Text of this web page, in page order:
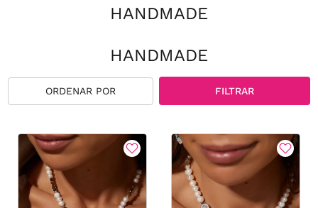
HANDMADE
HANDMADE
FILTRAR